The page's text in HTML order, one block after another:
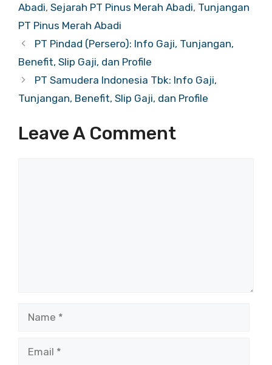
Abadi, Sejarah PT Pinus Merah Abadi, Tunjangan
PT Pinus Merah Abadi
PT Pindad (Persero): Info Gaji, Tunjangan,
Benefit, Slip Gaji, dan Profile
PT Samudera Indonesia Tbk: Info Gaji,
Tunjangan, Benefit, Slip Gaji, dan Profile
Leave A Comment